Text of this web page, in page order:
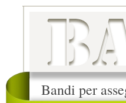
Bandi per